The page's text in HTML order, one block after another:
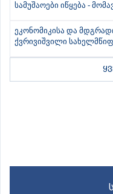
სამუშაოები იწყება -
ეკონომიკისა და
ქვრივიშვილი